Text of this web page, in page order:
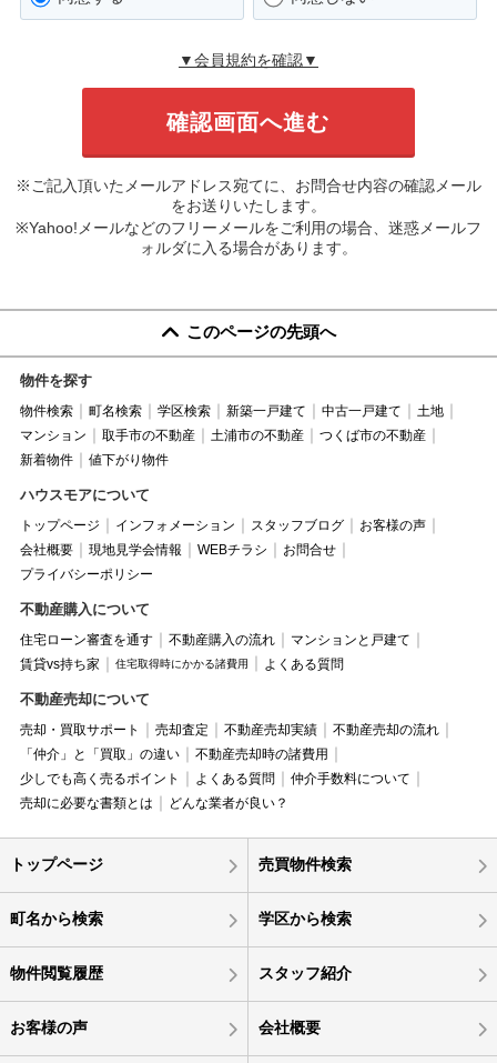
▼会員規約を確認▼
※ご記入頂いたメールアドレス宛てに、お問合せ内容の確認メール
をお送りいたします。
※Yahoo!メールなどのフリーメールをご利用の場合、迷惑メールフ
ォルダに入る場合があります。
このページの先頭へ
物件を探す
物件検索 町名検索 学区検索 新築一戸建て 中古一戸建て
土地
マンション
取手市の不動産 土浦市の不動産
つくば市の不動産
新着物件
値下がり物件
ハウスモアについて
トップページ インフォメーション スタッフブログ
お客様の声
会社概要
現地見学会情報 WEBチラシ
お問合せ
プライバシーポリシー
不動産購入について
住宅ローン審査を通す 不動産購入の流れ
マンションと戸建て
賃貸vs持ち家
住宅取得時にかかる諸費用 よくある質問
不動産売却について
売却・買取サポート 売却査定 不動産売却実績
不動産売却の流れ
「仲介」と「買取」の違い
不動産売却時の諸費用
少しでも高く売るポイント
よくある質問
仲介手数料について
売却に必要な書類とは
どんな業者が良い？
トップページ 売買物件検索
町名から検索 学区から検索
物件閲覧履歴 スタッフ紹介
お客様の声 会社概要